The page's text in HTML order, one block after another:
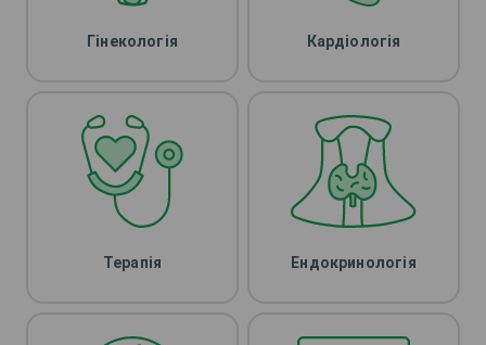
Гінекологія Кардіологія
Терапія Ендокринологія